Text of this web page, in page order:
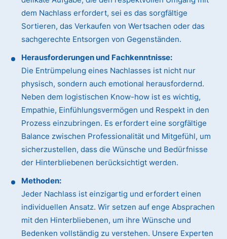
dem Nachlass erfordert, sei es das sorgfältige
Sortieren, das Verkaufen von Wertsachen oder das
sachgerechte Entsorgen von Gegenständen.
Herausforderungen und Fachkenntnisse:
Die Entrümpelung eines Nachlasses ist nicht nur
physisch, sondern auch emotional herausfordernd.
Neben dem logistischen Know-how ist es wichtig,
Empathie, Einfühlungsvermögen und Respekt in den
Prozess einzubringen. Es erfordert eine sorgfältige
Balance zwischen Professionalität und Mitgefühl, um
sicherzustellen, dass die Wünsche und Bedürfnisse
der Hinterbliebenen berücksichtigt werden.
Methoden:
Jeder Nachlass ist einzigartig und erfordert einen
individuellen Ansatz. Wir setzen auf enge Absprachen
mit den Hinterbliebenen, um ihre Wünsche und
Bedenken vollständig zu verstehen. Unsere Experten